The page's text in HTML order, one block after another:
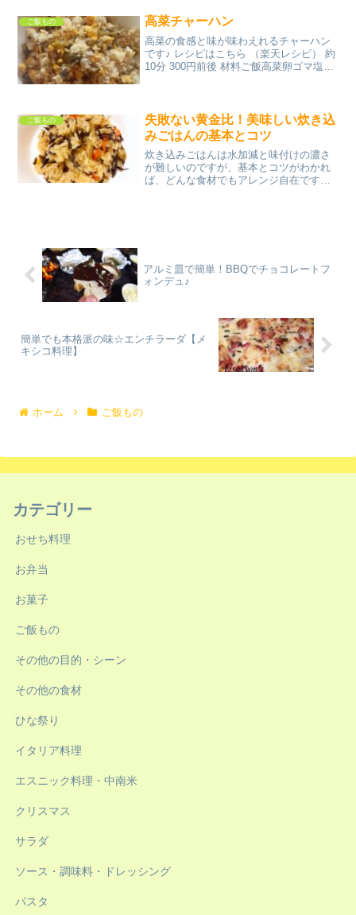
ご飯もの 高菜チャーハン
高菜の食感と味が味わえれるチャーハン
です♪ レシピはこちら （楽天レシピ） 約
10分 300円前後 材料ご飯高菜卵ゴマ塩こ
ご飯もの
失敗ない黄金比！美味しい炊き込
みごはんの基本とコツ
炊き込みごはんは水加減と味付けの濃さ
が難しいのですが、基本とコツがわかれ
ば、どんな食材でもアレンジ自在です。
アルミ皿で簡単！BBQでチョコレートフ
ォンデュ♪
簡単でも本格派の味☆エンチラーダ【メ
キシコ料理】
ホーム ご飯もの
カテゴリー
おせち料理
お弁当
お菓子
ご飯もの
その他の目的・シーン
その他の食材
ひな祭り
イタリア料理
エスニック料理・中南米
クリスマス
サラダ
ソース・調味料・ドレッシング
パスタ